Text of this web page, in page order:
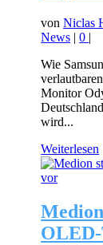
vonNiclas
News |0 |
Wie
Monitor
wird...
Weiterlesen